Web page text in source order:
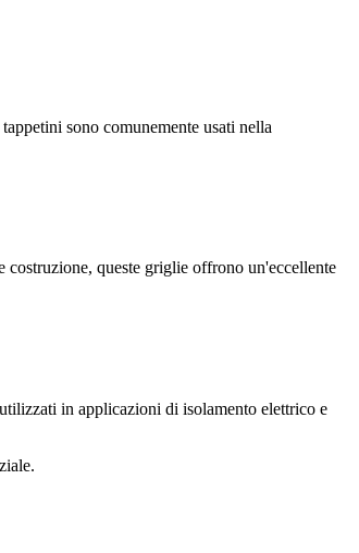
sono comunemente usati nella
queste griglie offrono un'eccellente
in applicazioni di isolamento elettrico e